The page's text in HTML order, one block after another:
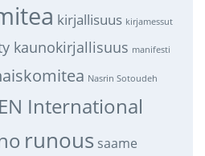
kirjallisuus kirjamessut
kaunokirjallisuus manifesti
Nasrin Sotoudeh
International
runous saame